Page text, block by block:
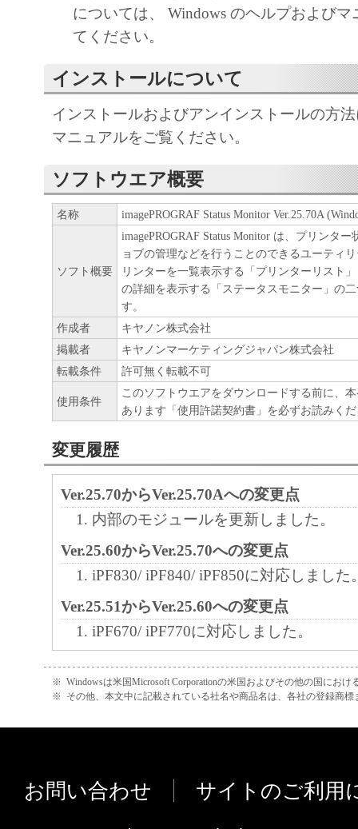
(2) お客様は、再使用許諾、譲渡、頒布、
により、第三者に「本ソフトウエア」を使
させることはできません。
(3) お客様は、「本ソフトウエア」の全部
正、改変、リバース・エンジニアリング、
このような行為をさせてはなりません。
(4) 本契約に明示的に定める場合を除き、
フトウエア」に関する知的財産権のいかな
に付与するものではありません。
２．所有権
「本ソフトウエア」及びその複製物に係る
は、その内容によりキヤノンまたはキヤノ
ーに帰属します。
３．保証
「許諾ソフトウエア」が、CD-ROM等の記
れて提供されている場合、キヤノンは、お
フトウエア」を購入した日から90日の間、
います）に物理的な欠陥がないことを保証
証期間中に「メディア」に物理的な欠陥が
には、キヤノンは、「メディア」を交換い
４．保証の否認・免責
(1) 「本ソフトウエア」は、『現状のまま
諾されます。キヤノン、キヤノンの関連会
売代理店及び販売店は、「本ソフトウエア
ます。
については、 Windows のヘルプおよび
てください。
インストールについて
インストールおよびアンインストールの方
マニュアルをご覧ください。
ソフトウエア概要
名称 imagePROGRAF Status Monitor Ver.25.70A
ソフト概要
imagePROGRAF Status Monitor は、プリンタ
ョブの管理などを行うことのできるユーティ
リンターを一覧表示する「プリンターリスト
の詳細を表示する「ステータスモニター」の
す。
作成者
キヤノン株式会社
掲載者
キヤノンマーケティングジャパン株式会社
転載条件
許可無く転載不可
使用条件
このソフトウエアをダウンロードする前に、
あります「使用許諾契約書」を必ずお読みく
変更履歴
Ver.25.70からVer.25.70Aへの変更点
内部のモジュールを更新しました。
Ver.25.60からVer.25.70への変更点
iPF830/ iPF840/ iPF850に対応しました
Ver.25.51からVer.25.60への変更点
iPF670/ iPF770に対応しました。
インク購入先のリンクや連絡先などを
iPF680 Series/ iPF780 Seriesに対応しま
iPF6400SE/ iPF8400SEに対応しました
※ Windowsは米国Microsoft Corporationの米国およびその他の国におけ
※ その他、本文中に記載されている社名や商品名は、各社の登録商標
お問い合わせ サイトのご利用